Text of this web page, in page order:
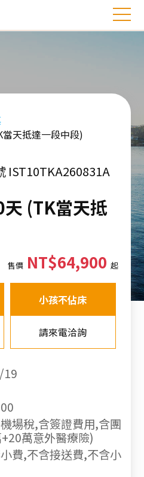
天抵達一段中段)
IST10TKA260831A
(TK當天抵
售價NT$64,900 起
小孩不佔床
請來電洽詢
19
場稅,含簽證費用,含團
萬意外醫療險)
費,不含接送費,不含小